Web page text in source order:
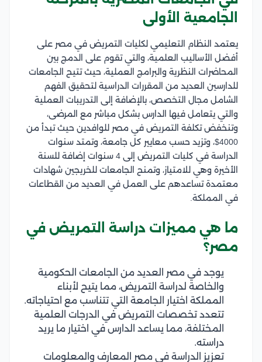
الجامعية الأولى
يعتمد النظام التعليمي لكليات التمريض في مصر على
أفضل الأساليب العلمية، والتي تقوم على الدمج بين
المحاضرات النظرية والبرامج العملية، حيث تتيح الجامعات
للدارسين العديد من المقررات الدراسية لتحقيق الفهم
الشامل مجال التخصص، بالإضافة إلى التدريبات العملية
والتي يتعامل فيها الدارس بشكل مباشر مع المرضى،
وتنخفض تكلفة التمريض في مصر للوافدين حيث تبدأ من
4000$، وتزيد حسب معايير كل جامعة، وتمتد سنوات
الدراسة في كليات التمريض إلى 4 سنوات إضافة للسنة
الأخيرة وهي للامتياز، وتمنح الجامعات للخريجين شهادات
معتمدة تساعدهم على العمل في العديد من القطاعات
في المملكة.
ما هي مميزات دراسة التمريض في
مصر؟
يوجد في مصر العديد من الجامعات الحكومية
والخاصة لدراسة التمريض، مما يتيح لأبناء
المملكة اختيار الجامعة التي تتناسب مع احتياجاته.
تتعدد تخصصات التمريض في الدرجات العلمية
المختلفة، مما يساعد الدارس في اختيار ما يريد
دراسته.
تعزيز الدراسة في مصر المعارف والمعلومات